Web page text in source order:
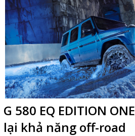
G 580 EQ EDITION
lại khả năng off-road